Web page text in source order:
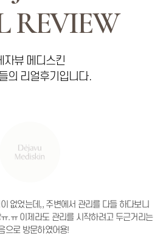
REVIEW
자뷰 메디스킨
의 리얼후기입니다.
없었는데,, 주변에서 관리를 다들 하다보니
.ㅠ 이제라도 관리를 시작하려고 두근거리는
으로 방문하였어용!